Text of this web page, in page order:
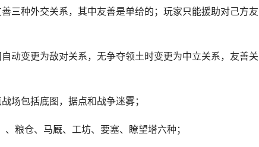
三种外交关系，其中友善是单给的；玩家只能援助对己方友
动变更为敌对关系，无争夺领土时变更为中立关系，友善关
场包括底图，据点和战争迷雾；
粮仓、马厩、工坊、要塞、瞭望塔六种；